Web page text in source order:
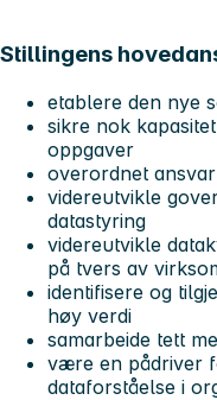
Stillingens
etablere den nye
sikre nok
oppgaver
overordnet
videreutvikle
datastyring
videreutvikle
på tvers av
identifisere og
høy verdi
samarbeide tett
være en pådriver
dataforståelse i